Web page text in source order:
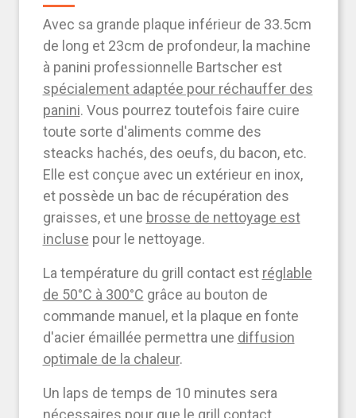
Avec sa grande plaque inférieur de 33.5cm
de long et 23cm de profondeur, la machine
à panini professionnelle Bartscherest
spécialement adaptée pour réchauffer des
panini. Vous pourrez toutefois faire cuire
toute sorte d'aliments comme des
steacks hachés, des oeufs, du bacon, etc.
Elle est conçue avec un extérieur en inox,
et possède un bac de récupération des
graisses, et une brosse de nettoyage est
incluse pour le nettoyage.
Latempérature du grill contact est réglable
de 50°C à 300°C grâce au bouton de
commande manuel, et la plaque en fonte
d'acier émaillée permettra une diffusion
optimale de la chaleur.
Un laps de temps de 10 minutes sera